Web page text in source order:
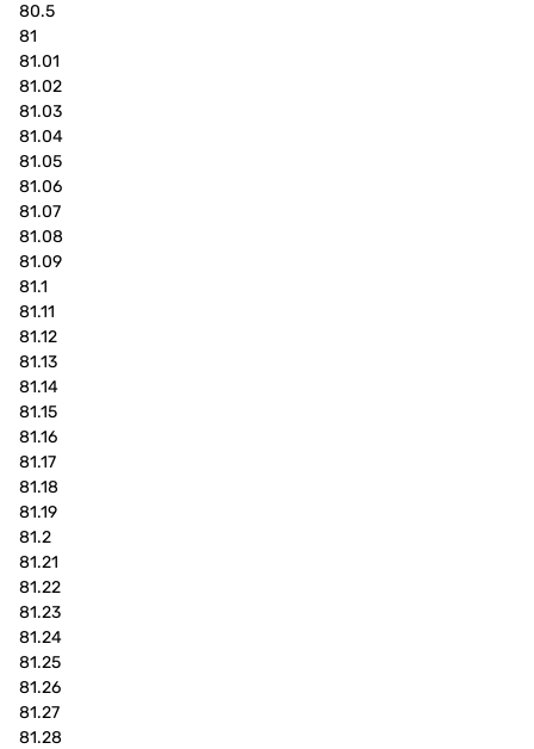
80.5
81
81.01
81.02
81.03
81.04
81.05
81.06
81.07
81.08
81.09
81.1
81.11
81.12
81.13
81.14
81.15
81.16
81.17
81.18
81.19
81.2
81.21
81.22
81.23
81.24
81.25
81.26
81.27
81.28